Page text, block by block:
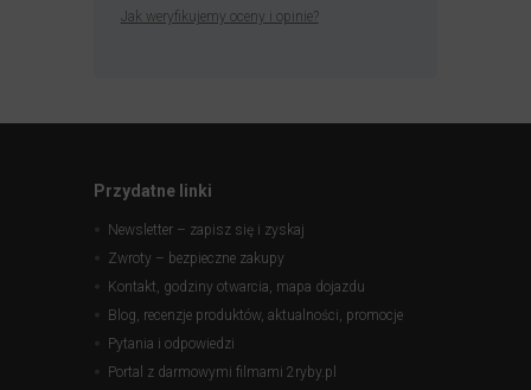
Jak weryfikujemy oceny i opinie?
Przydatne linki
Newsletter – zapisz się i zyskaj
Zwroty – bezpieczne zakupy
Kontakt, godziny otwarcia, mapa dojazdu
Blog, recenzje produktów, aktualności, promocje
Pytania i odpowiedzi
Portal z darmowymi filmami 2ryby.pl